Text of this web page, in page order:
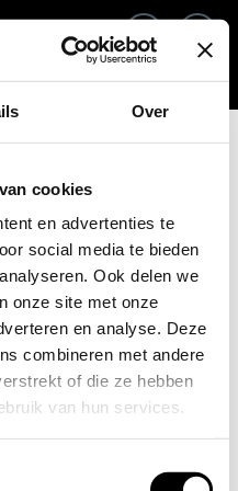
Over
cookies
en advertenties te
social media te bieden
Ook delen we
onze site met onze
en analyse. Deze
combineren met andere
of die ze hebben
van hun services.
Wachtwoord vergeten?
maken